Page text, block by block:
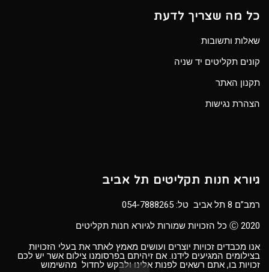
כל מה שצריך לדעת
שאלות ותשובות
קונים תקליטים יד שניה
תקנון האתר
הצהרת נגישות
גיורא חנות תקליטים תל אביב
רמב”ם 8 תל אביב טל:
054-7888265
Ⓒ 2020 כל הזכויות שמורות לגיורא חנות תקליטים
אנו מכבדים זכויות יוצרים ועושים מאמץ לאתר את בעלי הזכויות
בצילומים המגיעים לידנו. אם זיהיתם בפרסומנו צילום אשר יש לכם
זכויות בו, אתם רשאים לפנות אלינו ולבקש לחדול מהשימוש